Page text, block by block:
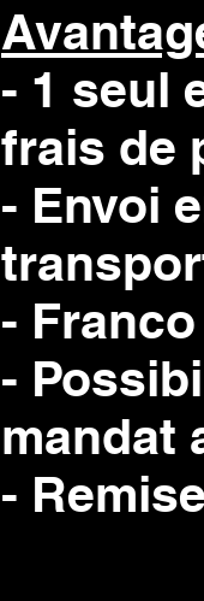
- 1 seul
frais de
- Envoi
-
-
mandat
-